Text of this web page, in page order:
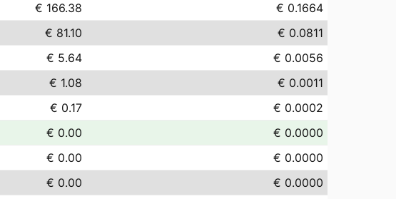
€ 166.38
€ 0.1664
€ 81.10
€ 0.0811
€ 5.64
€ 0.0056
€ 1.08
€ 0.0011
€ 0.17
€ 0.0002
€ 0.00
€ 0.0000
€ 0.00
€ 0.0000
€ 0.00
€ 0.0000